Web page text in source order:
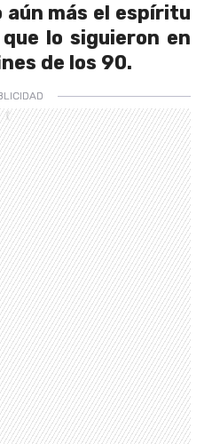
aún más el espíritu
lo siguieron en
de los 90.